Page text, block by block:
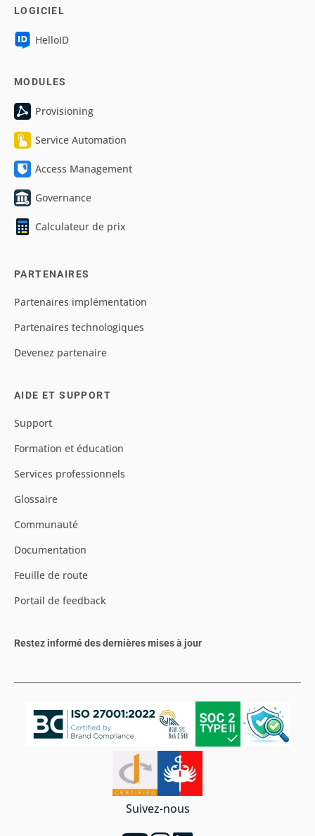
LOGICIEL
HelloID
MODULES
Provisioning
Service Automation
Access Management
Governance
Calculateur de prix
PARTENAIRES
Partenaires implémentation
Partenaires technologiques
Devenez partenaire
AIDE ET SUPPORT
Support
Formation et éducation
Services professionnels
Glossaire
Communauté
Documentation
Feuille de route
Portail de feedback
Restez informé des dernières mises à jour
Suivez-nous